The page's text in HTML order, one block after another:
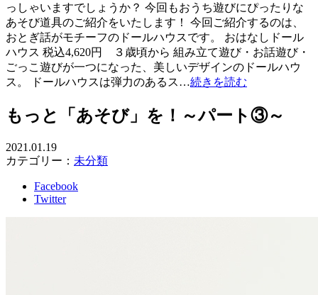
っしゃいますでしょうか？ 今回もおうち遊びにぴったりな
あそび道具のご紹介をいたします！ 今回ご紹介するのは、
おとぎ話がモチーフのドールハウスです。 おはなしドール
ハウス 税込4,620円 ３歳頃から 組み立て遊び・お話遊び・
ごっこ遊びが一つになった、美しいデザインのドールハウ
ス。 ドールハウスは弾力のあるス…続きを読む
もっと「あそび」を！～パート③～
2021.01.19
カテゴリー： 未分類
Facebook
Twitter